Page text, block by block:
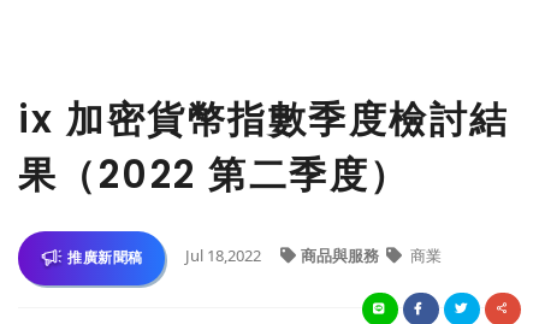
ix 加密貨幣指數季度檢討結
果（2022 第二季度）
推廣新聞稿 Jul 18,2022 商品與服務 商業